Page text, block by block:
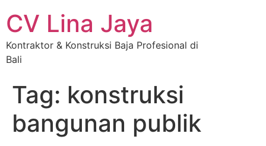
CV Lina Jaya
Kontraktor & Konstruksi Baja Profesional di
Bali
Tag: konstruksi
bangunan publik